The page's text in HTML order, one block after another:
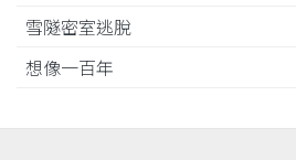
雪隧密室逃脫
想像一百年